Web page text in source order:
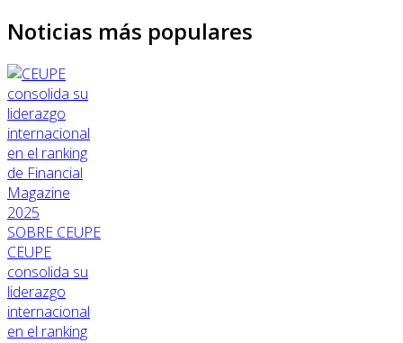
Noticias más populares
SOBRE CEUPE
CEUPE
consolida su
liderazgo
internacional
en el ranking